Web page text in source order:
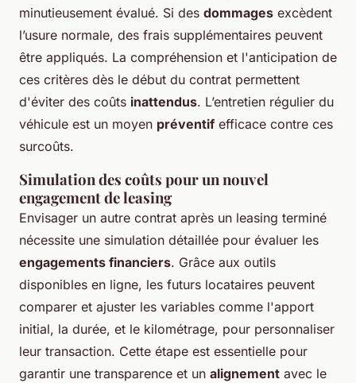
minutieusement évalué. Si des dommages excèdent
l’usure normale, des frais supplémentaires peuvent
être appliqués. La compréhension et l'anticipation de
ces critères dès le début du contrat permettent
d'éviter des coûts inattendus. L’entretien régulier du
véhicule est un moyen préventif efficace contre ces
surcoûts.
Simulation des coûts pour un nouvel
engagement de leasing
Envisager un autre contrat après un leasing terminé
nécessite une simulation détaillée pour évaluer les
engagements financiers. Grâce aux outils
disponibles en ligne, les futurs locataires peuvent
comparer et ajuster les variables comme l'apport
initial, la durée, et le kilométrage, pour personnaliser
leur transaction. Cette étape est essentielle pour
garantir une transparence et un alignement avec le